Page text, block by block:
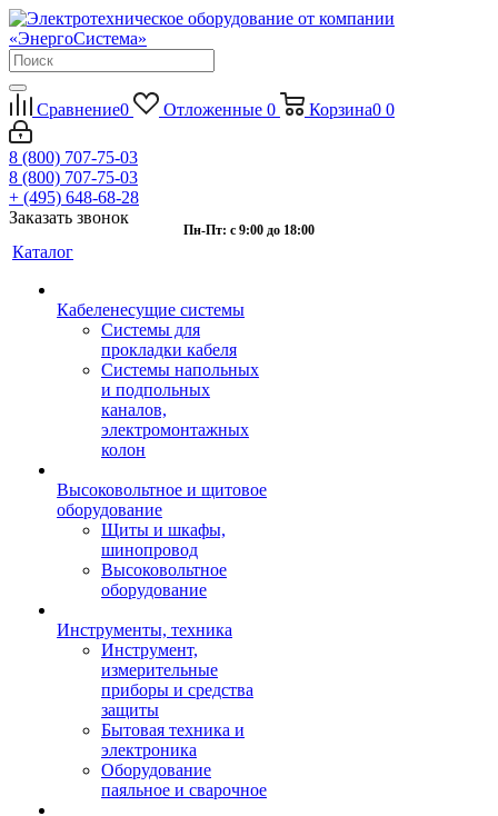
Сравнение0 Отложенные 0 Корзина0 0
8 (800) 707-75-03
8 (800) 707-75-03
+ (495) 648-68-28
Заказать звонок
Пн-Пт: с 9:00 до 18:00
Каталог
Кабеленесущие системы
Системы для
прокладки кабеля
Системы напольных
и подпольных
каналов,
электромонтажных
колон
Высоковольтное и щитовое
оборудование
Щиты и шкафы,
шинопровод
Высоковольтное
оборудование
Инструменты, техника
Инструмент,
измерительные
приборы и средства
защиты
Бытовая техника и
электроника
Оборудование
паяльное и сварочное